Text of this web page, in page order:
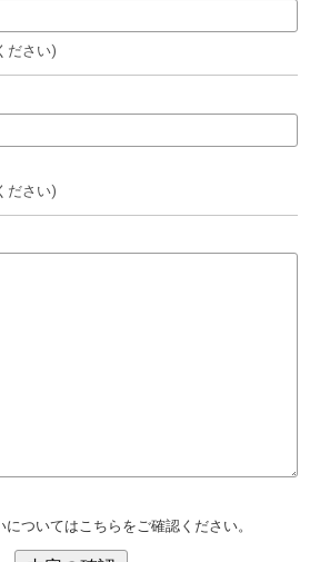
ださい)
ださい)
ついてはこちらをご確認ください。